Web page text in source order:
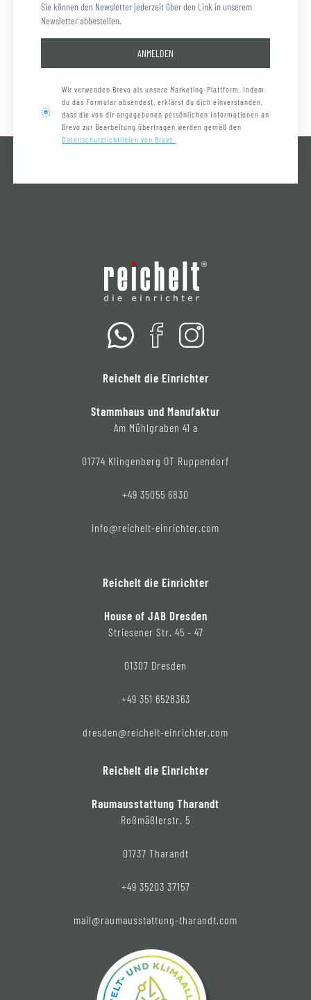
Sie können den Newsletter jederzeit über den Link in unserem
Newsletter abbestellen.
ANMELDEN
Wir verwenden Brevo als unsere Marketing-Plattform. Indem
du das Formular absendest, erklärst du dich einverstanden,
dass die von dir angegebenen persönlichen Informationen an
Brevo zur Bearbeitung übertragen werden gemäß den
Datenschutzrichtlinien von Brevo.
Reichelt die Einrichter
Stammhaus und Manufaktur
Am Mühlgraben 41 a
01774 Klingenberg OT Ruppendorf
+49 35055 6830
info@reichelt-einrichter.com
Reichelt die Einrichter
House of JAB Dresden
Striesener Str. 45 - 47
01307 Dresden
+49 351 6528363
dresden@reichelt-einrichter.com
Reichelt die Einrichter
Raumausstattung Tharandt
Roßmäßlerstr. 5
01737 Tharandt
+49 35203 37157
mail@raumausstattung-tharandt.com